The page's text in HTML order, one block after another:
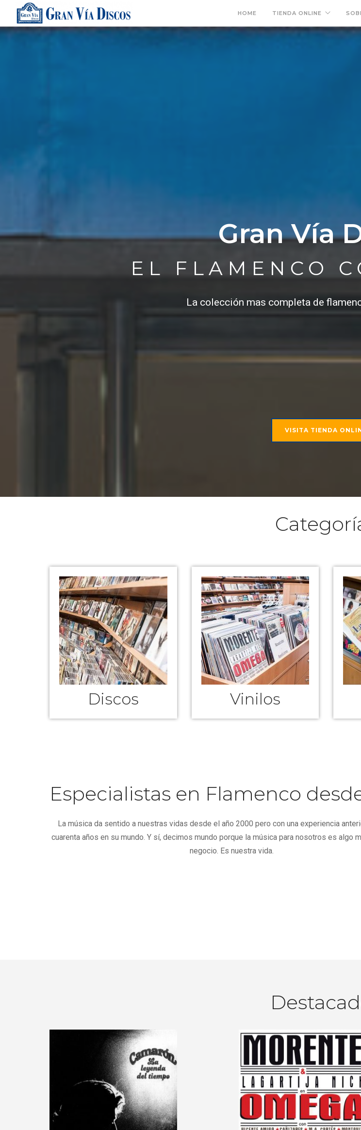
HOME TIENDA ONLINE
Gran Vía
EL FLAMENCO
La colección mas completa de
VISITA TIENDA
Discos Vinilos
Especialistas en Flamenco
La música da sentido a nuestras vidas desde el año 2000 pero con una experiencia
cuarenta años en su mundo. Y sí, decimos mundo porque la música para nosotros es algo
negocio. Es nuestra vida.